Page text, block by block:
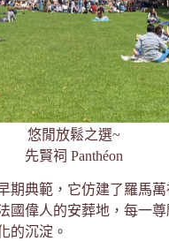
悠閒放鬆之選~
先賢祠 Panthéon
典範，它仿建了羅馬
國偉人的安葬地，每一
的沉淀。